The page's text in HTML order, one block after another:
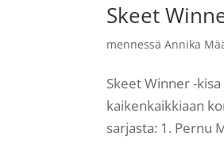
Skeet
mennessäAnnika
Skeet Winner -
kaikenkaikkiaan
sarjasta: 1. Pernu